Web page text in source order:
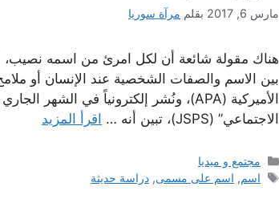
مارس 6, 2017 بقلم مرآة سوريا
هناك مقولة شائعة أن لكل امرئ من اسمه
بين الاسم والصفات الشخصية عند الإنسان أو
الاجتماعي” (JSPS)، تبين أنه …
اقرأ المزيد
التصنيفات
مجتمع و ميديا
الوسوم
اسم, اسم على مسمى,دراسة حديثة